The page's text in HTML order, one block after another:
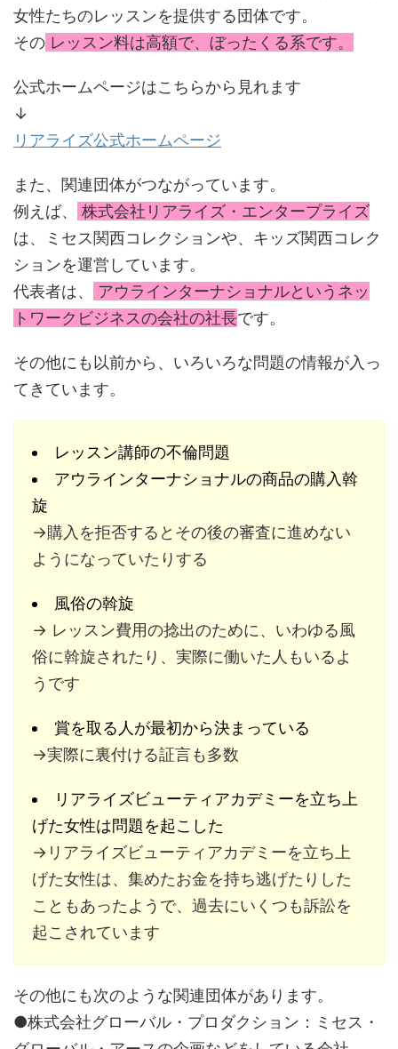
女性たちのレッスンを提供する団体です。
その レッスン料は高額で、ぼったくる系です。
公式ホームページはこちらから見れます
↓
リアライズ公式ホームページ
また、関連団体がつながっています。
例えば、
株式会社リアライズ・エンタープライズ
は、ミセス関西コレクションや、キッズ関西コレク
ションを運営しています。
代表者は、
アウラインターナショナルというネッ
トワークビジネスの会社の社長です。
その他にも以前から、いろいろな問題の情報が入っ
てきています。
レッスン講師の不倫問題
アウラインターナショナルの商品の購入斡
旋
→購入を拒否するとその後の審査に進めない
ようになっていたりする
風俗の斡旋
→ レッスン費用の捻出のために、いわゆる風
俗に斡旋されたり、実際に働いた人もいるよ
うです
賞を取る人が最初から決まっている
→実際に裏付ける証言も多数
リアライズビューティアカデミーを立ち上
げた女性は問題を起こした
→リアライズビューティアカデミーを立ち上
げた女性は、集めたお金を持ち逃げたりした
こともあったようで、過去にいくつも訴訟を
起こされています
その他にも次のような関連団体があります。
●株式会社グローバル・プロダクション：ミセス・